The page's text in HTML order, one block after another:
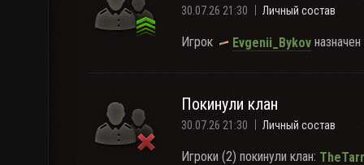
30.07.26 21:30 Личный состав
Игрок Evgenii_Bykov
Покинули клан
30.07.26 21:30 Личный состав
Игроки (2) покинули клан: